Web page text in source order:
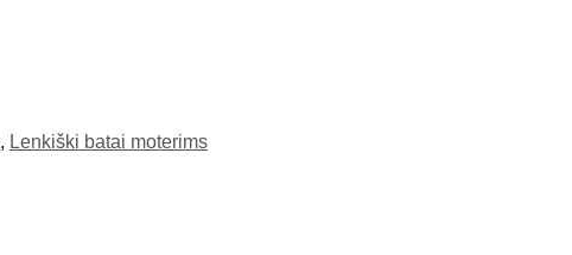
, Lenkiški batai moterims